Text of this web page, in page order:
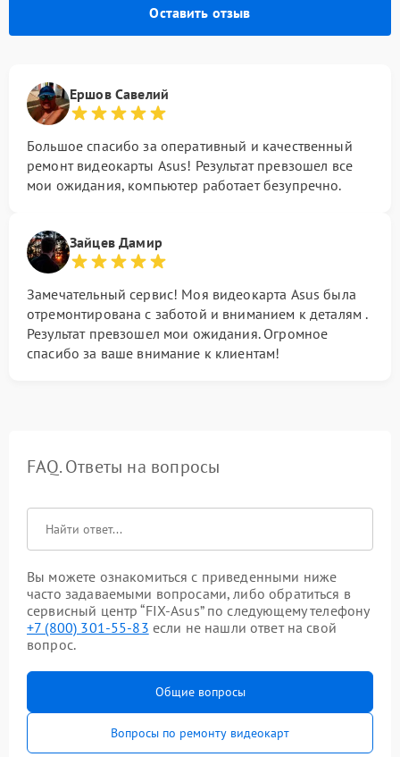
Оставить отзыв
Ершов Савелий
Большое спасибо за оперативный и качественный
ремонт видеокарты Asus! Результат превзошел все
мои ожидания, компьютер работает безупречно.
Зайцев Дамир
Замечательный сервис! Моя видеокарта Asus была
отремонтирована с заботой и вниманием к деталям .
Результат превзошел мои ожидания. Огромное
спасибо за ваше внимание к клиентам!
FAQ. Ответы на вопросы
Вы можете ознакомиться с приведенными ниже
часто задаваемыми вопросами, либо обратиться в
сервисный центр “FIX-Asus” по следующему телефону
+7 (800) 301-55-83 если не нашли ответ на свой
вопрос.
Общие вопросы
Вопросы по ремонту видеокарт